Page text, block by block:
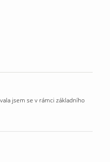
jsem se v rámci základního